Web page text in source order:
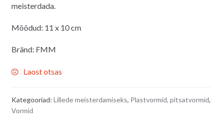
meisterdada.
Mõõdud: 11 x 10 cm
Bränd: FMM
Laost otsas
Kategooriad: Lillede meisterdamiseks, Plastvormid, pitsatvormid,
Vormid